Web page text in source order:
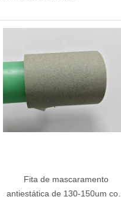
Fita de mascaramento
antiestática de 130-150um com